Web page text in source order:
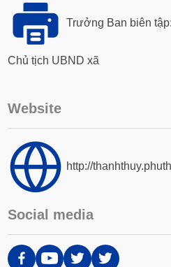
Trưởng Ban biên
Chủ tịch UBND xã
Website
http://
Social media